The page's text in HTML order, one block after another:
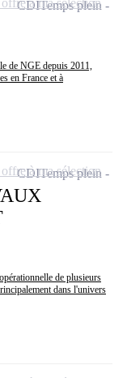
de NGE depuis 2011,
en France et à
CDITemps plein
à ma sélection
de plusieurs
dans l'univers
CDITemps plein
à ma sélection